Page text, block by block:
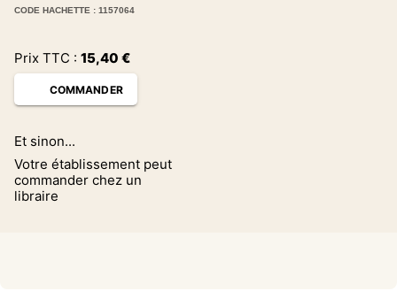
CODE HACHETTE : 1157064
Prix TTC : 15,40 €
COMMANDER
Et sinon...
Votre établissement peut
commander chez un
libraire